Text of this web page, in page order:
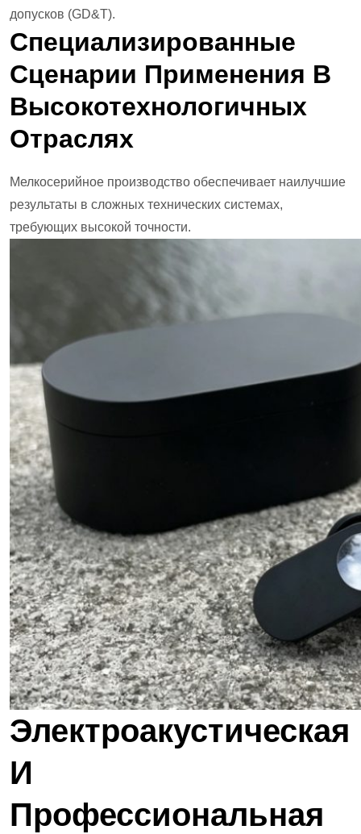
допусков (GD&T).
Специализированные
Сценарии Применения В
Высокотехнологичных
Отраслях
Мелкосерийное производство обеспечивает наилучшие
результаты в сложных технических системах,
требующих высокой точности.
Электроакустическая
И
Профессиональная